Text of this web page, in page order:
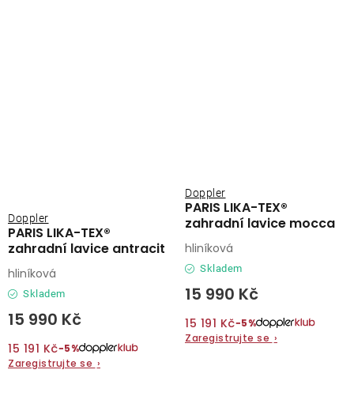
PARIS LIKA-TEX®
zahradní lavice antracit
Doppler
Skladem
15 990 Kč
15 191 Kč−5%
Zaregistrujte se ›
hliníková
PARIS LIKA-TEX®
zahradní lavice mocca
Doppler
Skladem
15 990 Kč
15 191 Kč−5%
Zaregistrujte se ›
hliníková